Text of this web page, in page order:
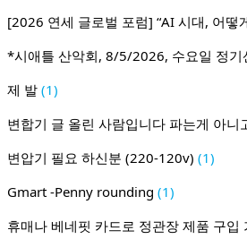
[2026 연세 글로벌 포럼] “AI 시대, 어떻
*시애틀 산악회, 8/5/2026, 수요일 정
제 발 (1)
변합기 글 올린 사람입니다 파는게 아
변압기 필요 하신분 (220-120v) (1)
Gmart -Penny rounding (1)
휴매나 베네핏 카드로 정관장 제품 구입